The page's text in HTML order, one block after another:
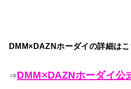
DMM×DAZNホーダイの詳細はこ
⇒DMM×DAZNホーダイ公